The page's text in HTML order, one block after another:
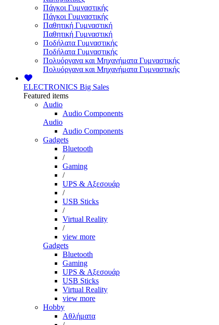
Πάγκοι Γυμναστικής
Πάγκοι Γυμναστικής
Παθητική Γυμναστική
Παθητική Γυμναστική
Ποδήλατα Γυμναστικής
Ποδήλατα Γυμναστικής
Πολυόργανα και Μηχανήματα Γυμναστικής
Πολυόργανα και Μηχανήματα Γυμναστικής
ELECTRONICS Big Sales
Featured items
Audio
Audio Components
Audio
Audio Components
Gadgets
Bluetooth
/
Gaming
/
UPS & Αξεσουάρ
/
USB Sticks
/
Virtual Reality
/
view more
Gadgets
Bluetooth
Gaming
UPS & Αξεσουάρ
USB Sticks
Virtual Reality
view more
Hobby
Αθλήματα